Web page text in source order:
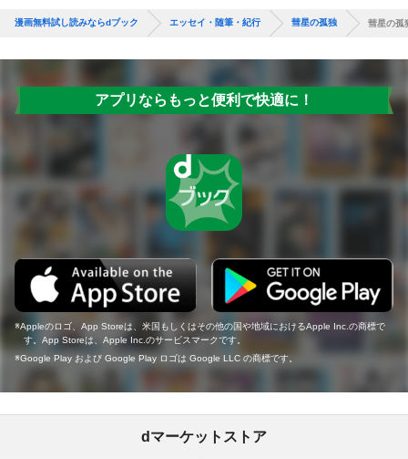
漫画無料試し読みならdブック エッセイ・随筆・紀行 彗星の孤独 彗星の孤
アプリならもっと便利で快適に！
Appleのロゴ、App Storeは、米国もしくはその他の国や地域におけるApple Inc.の商標で
す。App Storeは、Apple Inc.のサービスマークです。
Google Play および Google Play ロゴは Google LLC の商標です。
dマーケットストア